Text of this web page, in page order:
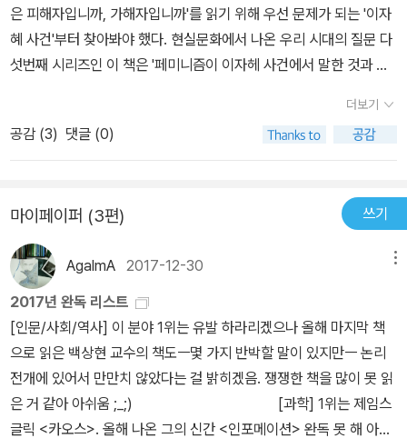
들도 있을 것이다. 미디어 문화 연구자 이나라는 「오해의 세계」에서 <
미지의 세계>에 대한 또 다른 독해를 시도한다. <미지의 세계>는 기
존에 드러나지 못했던 비루한 존재들이 시끄럽게 떠들어 대는 작품이
투쟁에 동참했기 때문에 정치적이었던 것이 아니다. 여러 시간과 공
리지 않았던 것을 보이도록 하고 들리도록 하였기 때문에(173~174
쪽)” 정치적이다. <미지의 세계>는 쉽게 해석할 수 없기에 늘 ‘오해
의 세계’에 놓여 있다. 필자는 그런 오해를 피해나 가해와 같이 손쉬운
정답으로 대체하려 할 때 우리가 놓치는 것은 무엇인지 묻는다. 한편
퀴어 연구자 허성원은 「도덕적 폭력, 그 상큼한 쾌락의 원천」에서 대
중이 이자혜를 지지했던 것과 비판했던 것 모두 정치적으로 올바른
사람이 되고 싶은 욕망 때문이었음을 지적한다. 즉 여성학자 김주희
가 지적했듯이 “페미니즘적으로 옳은 일이라고 생각했기 때문(208
쪽)”에 사람들은 신속하게 이자혜를 지지했다가 지지를 철회할 수 있
었다는 것이다. 여기에는 윤리적으로 보이고 싶어 하는 욕망이 깔려
는 평생 아무에게도 성적인 관심을 받아오지 못했습니다. 그리고 그
것은 제 창작의 기본적인 캐릭터가 되었습니다. 관심을 못 받았을 뿐
아니라, 제가 친구가 없다는 것까지도 저의 창작자적 캐릭터에 포함
저와 달리 성적 관심을 즐길 수 있는 다른 여성들을 혐오”했다고 밝히
고서 10월 21일 2차 입장문에서는 자신의 작품이 “제 개인의 욕망과
배설을 투사하기 위한 얄팍한 장치에 불과하다는 것은 억울한 판
소명을 가지고 있으며, 역사에서 예술이 가질 수 있는 자유만이 접근/
성취할 수 있는 지점이 있다는 것을 믿으며, 동시에 일반 시민으로서
의 윤리의식과 인간성을 가진 사람입니다.”라고 말하며 자기기만을
보여줬다. 「오해의 세계」에서 이나라는 L 작가와 작품의 별개성을 부
정한다. 이나라는 L 작가와 ‘미지’의 관계를 플로베르와 ‘엠마’처럼 별
개로 볼 수 없으며 버지니아 울프와 ‘로우다’(《파도》)처럼 닮았다고
말한다. L 작가가 트위터 상에서 끊임없이 보인 극악한 패드립과 작
품 속에서 남성을 강간하는 미러링 등은 자신을 전혀 변호해 줄 수도
정당성을 보장받을 수도 없게 한다.글을 위한 글 같은 이론을 끌어온
글보다 L 작가의 작품 분석으로 해명하려한 이춘식의「우리들의 일그
내부에 존재하는 다양한 공시-통시적 타자들에 대해서도 또한 성립
하기 때문이며 이 자기 안의 타자들에 의해 단일 사건도 계속 재구성,
재인식, 재평가되어가기 때문이다.(그리고 이런 관점에서, 폭로 결심
당시 원피해자A와 그 지지자들을 ’자유분방하고 모험적인 딸’의 정신
으로부터 빼앗아 마침내 사로잡는 데 드디어 성공한 것은 ’무섭고 엄
지 않았다는 건 잘 알겠고 그다지 내 도덕적 취향도 아님은 틀림없는
듯하다. 그러나 당신이 생각하는 것처럼 예술가와 창작자의 인격에
개인적 결함(hamartia)이 있었던 것이 사태의 진정한 원인이라면 대
신 비평과 비판을 해라. 오만하게 그의 인권을 짓밟고 그의 생의 전부
이자 의미 자체이며 밥줄인 그 무엇을 끊어버리지 말고!! 그리고 당신
이 그보다 좀더 제대로 된 인간이라면 그전에--그후에 말고!!!--먼저
자신부터 돌아보라. 그리고나서도 도저히 자신의 흠결은 못찾겠거든
그때 '그 여인에게 돌을 던지라!!' 근대 이후 어떤 제대로된 합리적이
고 이성적인 사법시스템도 이런 식의 마녀사냥과도 같고 화형식과도
같은 속단과 과잉처벌은 자행하지 않는다. 도대체 당신들은 ’무죄추
은 피해자입니까, 가해자입니까'를 읽기 위해 우선 문제가 되는 '이자
혜 사건'부터 찾아봐야 했다. 현실문화에서 나온 우리 시대의 질문 다
섯번째 시리즈인 이 책은 '페미니즘이 이자헤 사건에서 말한 것과 말
재되어 있지만 그로서는 정확한 내용을 알기 어렵고 따로 포털을 검
색하여 해당 사건을 갈무리하여 이 책의 출간 의도와 배경을 알아야
만 했다. 누구나 책을 읽기 전에 해당 사건에 대해 알아야 하겠지만,
는 어려울 것이다. 쟁점이 되는 성관계에서 두 주체의 합의가 제대로
이루어졌는지에 대한 여부부터 시작하여, 당시 미성년이었던 피해자
의 선택에 주체성이 있었다 하더라도 그것을 인정해야 하는지에 대한
도덕적, 사회적 문제도 얽혀있다. 거기에 제 3자인 이자혜의 성폭행
공모/조장이 있었는지에 대한 여부까지 간다면 더욱더 복잡해진다.
이자혜가 그려낸 창작물들과 남겨놓은 한 소셜 네트워크 서비스 안의
글들이 보여주는 당혹스러운 폭력성과 원색적인 욕망의 적나라한 표
출은 현실과의 경계를 교묘히 이용한 이입과 조롱의 단면이기도 했
다. 알아보기 위해 건드렸다가 더욱 복잡해진 눈으로 '당신은 피해자
더보기
공감 (3) 댓글 (0)
마이페이퍼 (3편) 쓰기
AgalmA 2017-12-30
2017년 완독 리스트
[인문/사회/역사] 이 분야 1위는 유발 하라리겠으나 올해 마지막 책
으로 읽은 백상현 교수의 책도ㅡ몇 가지 반박할 말이 있지만ㅡ 논리
전개에 있어서 만만치 않았다는 걸 밝히겠음. 쟁쟁한 책을 많이 못 읽
은 거 같아 아쉬움 ;_;) [과학] 1위는 제임스
글릭 <카오스>. 올해 나온 그의 신간 <인포메이션> 완독 못 해 아쉽